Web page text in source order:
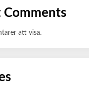
Comments
att visa.